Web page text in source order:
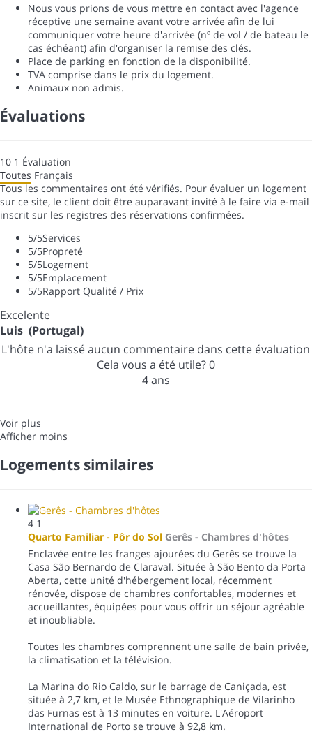
Nous vous prions de vous mettre en contact avec l'agence
réceptive une semaine avant votre arrivée afin de lui
communiquer votre heure d'arrivée (nº de vol / de bateau le
cas échéant) afin d'organiser la remise des clés.
Place de parking en fonction de la disponibilité.
TVA comprise dans le prix du logement.
Animaux non admis.
Évaluations
10 1 Évaluation
Toutes Français
Tous les commentaires ont été vérifiés. Pour évaluer un logement
sur ce site, le client doit être auparavant invité à le faire via e-mail
inscrit sur les registres des réservations confirmées.
5/5Services
5/5Propreté
5/5Logement
5/5Emplacement
5/5Rapport Qualité / Prix
Excelente
Luis (Portugal)
L'hôte n'a laissé aucun commentaire dans cette évaluation
Cela vous a été utile?0
4 ans
Voir plus
Afficher moins
Logements similaires
4 1
Quarto Familiar - Pôr do Sol Gerês - Chambres d'hôtes
Enclavée entre les franges ajourées du Gerês se trouve la
Casa São Bernardo de Claraval. Située à São Bento da Porta
Aberta, cette unité d'hébergement local, récemment
rénovée, dispose de chambres confortables, modernes et
accueillantes, équipées pour vous offrir un séjour agréable
et inoubliable.
Toutes les chambres comprennent une salle de bain privée,
la climatisation et la télévision.
La Marina do Rio Caldo, sur le barrage de Caniçada, est
située à 2,7 km, et le Musée Ethnographique de Vilarinho
das Furnas est à 13 minutes en voiture. L'Aéroport
International de Porto se trouve à 92,8 km.